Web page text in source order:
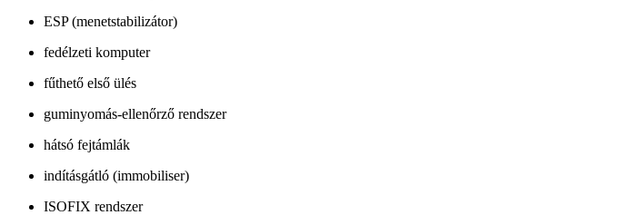
ESP (menetstabilizátor)
fedélzeti komputer
fűthető első ülés
guminyomás-ellenőrző rendszer
hátsó fejtámlák
indításgátló (immobiliser)
ISOFIX rendszer